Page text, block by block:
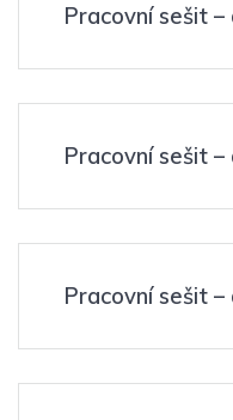
Pracovní sešit
Pracovní sešit
Pracovní sešit